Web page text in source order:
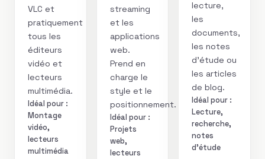
VLC et
pratiquement
tous les
éditeurs
vidéo et
lecteurs
multimédia.
Idéal pour :
Montage
vidéo,
lecteurs
multimédia
streaming
et les
applications
web.
Prend en
charge le
style et le
positionnement.
Idéal pour :
Projets
web,
lecteurs
lecture,
les
documents,
les notes
d’étude ou
les articles
de blog.
Idéal pour :
Lecture,
recherche,
notes
d’étude